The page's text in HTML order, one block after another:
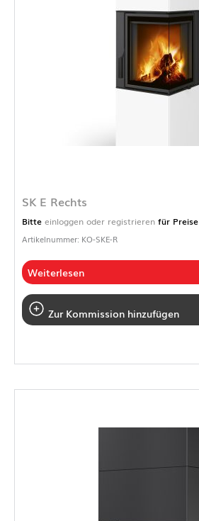
SK E Rechts
Bitte einloggen oder registrieren für Preise
Artikelnummer: KO-SKE-R
Weiterlesen
Zur Kommission hinzufügen